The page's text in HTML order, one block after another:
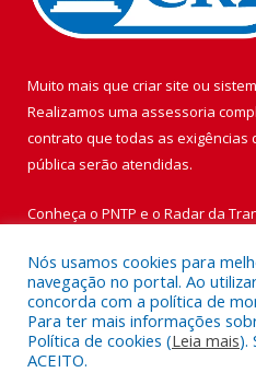
Muito mais que criar site ou
Realizamos uma assessoria
contrato que todas as exigências
pública serão atendidas.
Conheça o PNTP e o Radar da
Todos os direitos reservados a
Nós usamos cookies para
navegação no portal. Ao
concorda com a política de
Para ter mais informações
Política de cookies (Leia mais).
ACEITO.